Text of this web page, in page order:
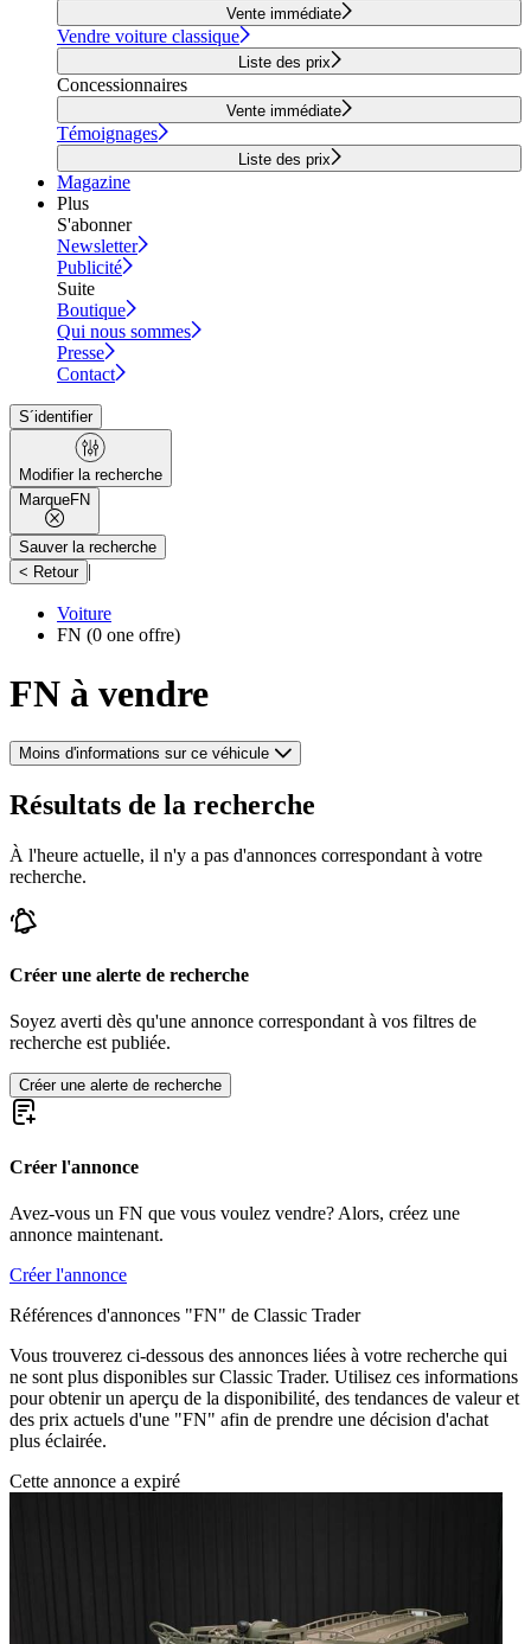
Vente immédiate
Vendre voiture classique
Liste des prix
Concessionnaires
Vente immédiate
Témoignages
Liste des prix
Magazine
Plus
S'abonner
Newsletter
Publicité
Suite
Boutique
Qui nous sommes
Presse
Contact
S´identifier
Modifier la recherche
MarqueFN
Sauver la recherche
< Retour |
Voiture
FN (0 one offre)
FN à vendre
Moins d'informations sur ce véhicule
Résultats de la recherche
À l'heure actuelle, il n'y a pas d'annonces correspondant à votre
recherche.
Créer une alerte de recherche
Soyez averti dès qu'une annonce correspondant à vos filtres de
recherche est publiée.
Créer une alerte de recherche
Créer l'annonce
Avez-vous un FN que vous voulez vendre? Alors, créez une
annonce maintenant.
Créer l'annonce
Références d'annonces "FN" de Classic Trader
Vous trouverez ci-dessous des annonces liées à votre recherche qui
ne sont plus disponibles sur Classic Trader. Utilisez ces informations
pour obtenir un aperçu de la disponibilité, des tendances de valeur et
des prix actuels d'une "FN" afin de prendre une décision d'achat
plus éclairée.
Cette annonce a expiré